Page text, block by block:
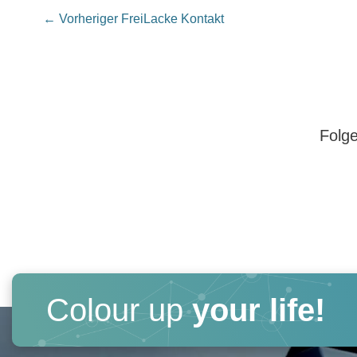
← Vorheriger FreiLacke Kontakt
Colour upyour life!